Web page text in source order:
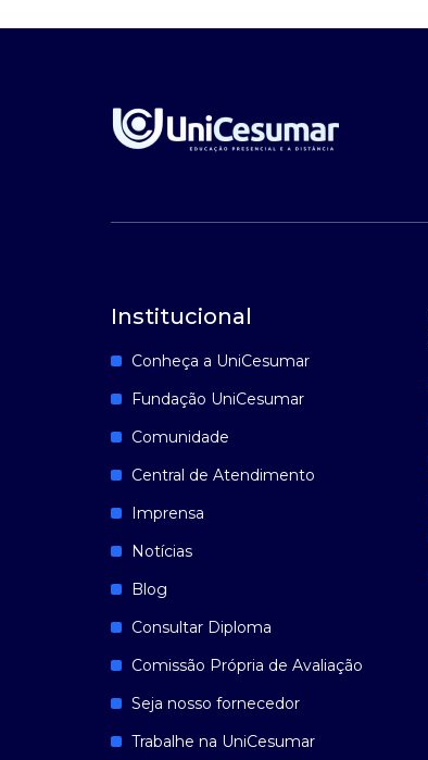
Institucional
Conheça a UniCesumar
Fundação UniCesumar
Comunidade
Central de Atendimento
Imprensa
Notícias
Blog
Consultar Diploma
Comissão Própria de Avaliação
Seja nosso fornecedor
Trabalhe na UniCesumar